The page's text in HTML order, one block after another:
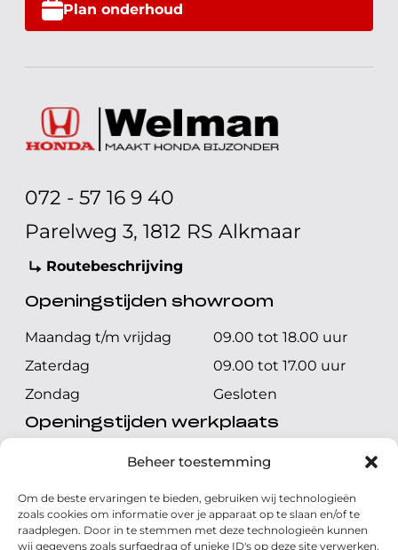
Beheer toestemming
Om de beste ervaringen te bieden, gebruiken wij technologieën
zoals cookies om informatie over je apparaat op te slaan en/of te
raadplegen. Door in te stemmen met deze technologieën kunnen
wij gegevens zoals surfgedrag of unieke ID's op deze site verwerken.
Plan onderhoud
072 - 57 16 9 40
Parelweg 3, 1812 RS Alkmaar
Routebeschrijving
Openingstijden showroom
Maandag t/m vrijdag
09.00 tot 18.00 uur
Zaterdag
09.00 tot 17.00 uur
Zondag
Gesloten
Openingstijden werkplaats
Maandag t/m vrijdag
08.00 tot 17.00 uur
Zondag
Gesloten